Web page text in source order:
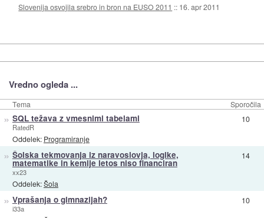
Slovenija osvojila srebro in bron na EUSO 2011 :: 16. apr 2011
Vredno ogleda ...
Tema Sporočila
» SQL težava z vmesnimi tabelami
RatedR
Oddelek: Programiranje
10
» Šolska tekmovanja iz naravoslovja, logike,
matematike in kemije letos niso financiran
xx23
Oddelek:Šola
14
» Vprašanja o gimnazijah?
i33a
10